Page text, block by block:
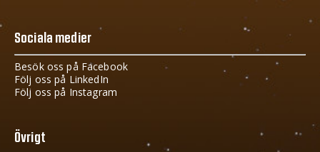
Sociala medier
Besök oss på Facebook
Följ oss på LinkedIn
Följ oss på Instagram
Övrigt